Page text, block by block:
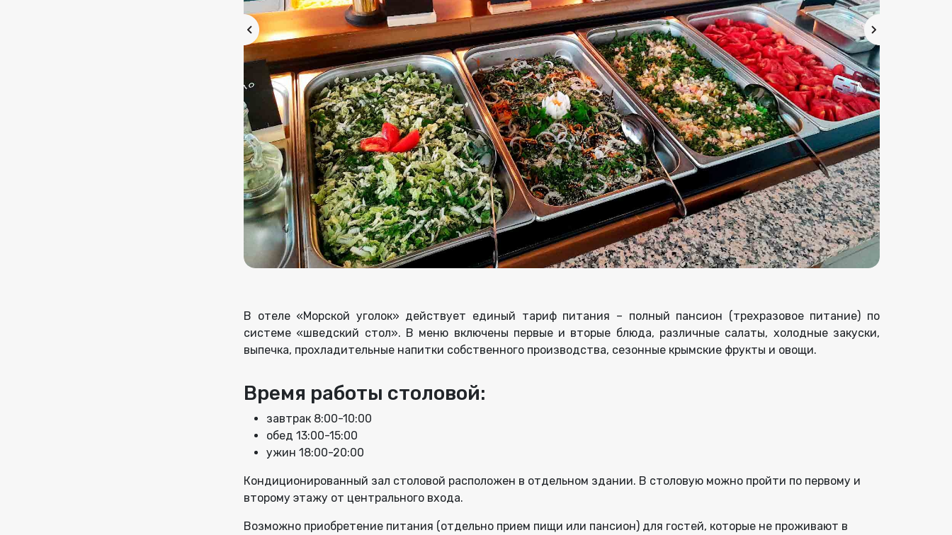
В отеле «Морской уголок» действует единый тариф питания – полный пансион (трехразовое питание) по
системе «шведский стол». В меню включены первые и вторые блюда, различные салаты, холодные закуски,
выпечка, прохладительные напитки собственного производства, сезонные крымские фрукты и овощи.
Время работы столовой:
завтрак 8:00-10:00
обед 13:00-15:00
ужин 18:00-20:00
Кондиционированный зал столовой расположен в отдельном здании. В столовую можно пройти по первому и
второму этажу от центрального входа.
Возможно приобретение питания (отдельно прием пищи или пансион) для гостей, которые не проживают в